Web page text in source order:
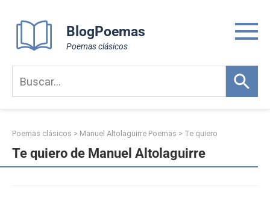
content
BlogPoemas
Poemas clásicos
Poemas clásicos > Manuel Altolaguirre Poemas > Te quiero
Te quiero de Manuel Altolaguirre